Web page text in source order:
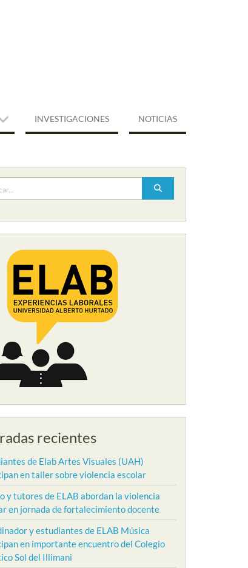
INVESTIGACIONES NOTICIAS
recientes
de Elab Artes Visuales (UAH)
en taller sobre violencia escolar
y tutores de ELAB abordan la violencia
en jornada de fortalecimiento docente
y estudiantes de ELAB Música
en importante encuentro del Colegio
Sol del Illimani